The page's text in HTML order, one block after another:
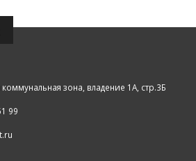
коммунальная зона, владение 1А, стр.3Б
99